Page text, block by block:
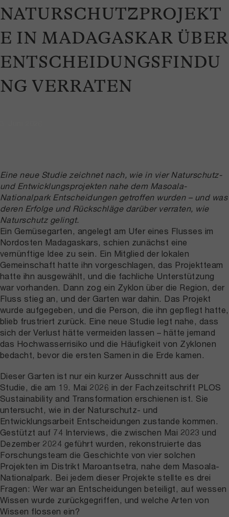
NATURSCHUTZPROJEKT
E IN MADAGASKAR ÜBER
ENTSCHEIDUNGSFINDU
NG VERRATEN
Eine neue Studie zeichnet nach, wie in vier Naturschutz-
und Entwicklungsprojekten nahe dem Masoala-
Nationalpark Entscheidungen getroffen wurden – und was
deren Erfolge und Rückschläge darüber verraten, wie
Naturschutz gelingt.
Ein Gemüsegarten, angelegt am Ufer eines Flusses im
Nordosten Madagaskars, schien zunächst eine
vernünftige Idee zu sein. Ein Mitglied der lokalen
Gemeinschaft hatte ihn vorgeschlagen, das Projektteam
hatte ihn ausgewählt, und die fachliche Unterstützung
war vorhanden. Dann zog ein Zyklon über die Region, der
Fluss stieg an, und der Garten war dahin. Das Projekt
wurde aufgegeben, und die Person, die ihn gepflegt hatte,
blieb frustriert zurück. Eine neue Studie legt nahe, dass
sich der Verlust hätte vermeiden lassen – hätte jemand
das Hochwasserrisiko und die Häufigkeit von Zyklonen
bedacht, bevor die ersten Samen in die Erde kamen.
Dieser Garten ist nur ein kurzer Ausschnitt aus der
Studie, die am 19. Mai 2026 in der Fachzeitschrift PLOS
Sustainability and Transformation erschienen ist. Sie
untersucht, wie in der Naturschutz- und
Entwicklungsarbeit Entscheidungen zustande kommen.
Gestützt auf 74 Interviews, die zwischen Mai 2023 und
Dezember 2024 geführt wurden, rekonstruierte das
Forschungsteam die Geschichte von vier solchen
Projekten im Distrikt Maroantsetra, nahe dem Masoala-
Nationalpark. Bei jedem dieser Projekte stellte es drei
Fragen: Wer war an Entscheidungen beteiligt, auf wessen
Wissen wurde zurückgegriffen, und welche Arten von
Wissen flossen ein?